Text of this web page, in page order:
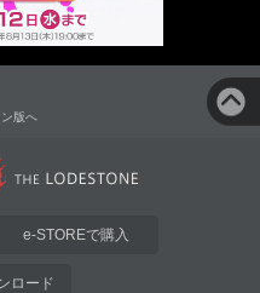
版へ
e-STOREで購入
ロード